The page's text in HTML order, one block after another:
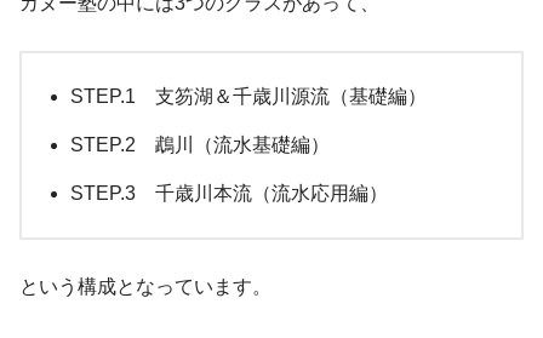
STEP.1 支笏湖＆千歳川源流（基礎編）
STEP.2 鵡川（流水基礎編）
STEP.3 千歳川本流（流水応用編）
という構成となっています。